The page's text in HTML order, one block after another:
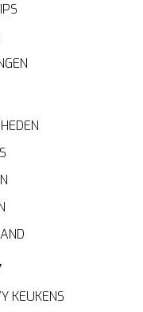
KEUKENS